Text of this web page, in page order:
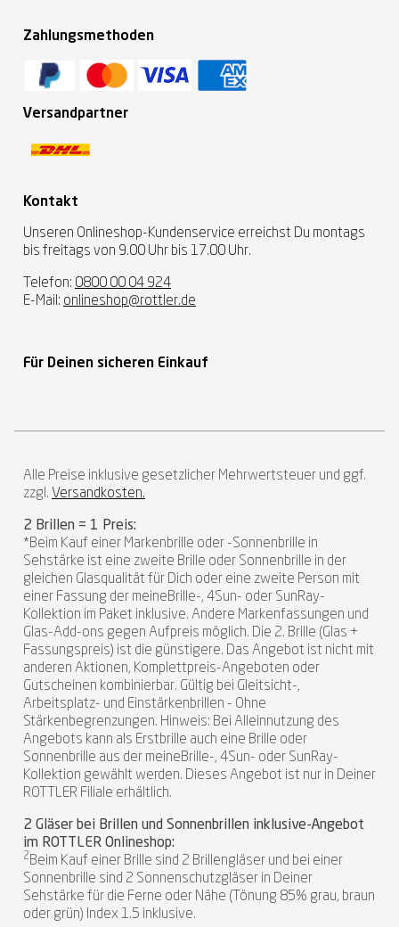
Zahlungsmethoden
Versandpartner
Kontakt
Unseren Onlineshop-Kundenservice erreichst Du montags
bis freitags von 9.00 Uhr bis 17.00 Uhr.
Telefon: 0800 00 04 924
E-Mail: onlineshop@rottler.de
Für Deinen sicheren Einkauf
Alle Preise inklusive gesetzlicher Mehrwertsteuer und ggf.
zzgl. Versandkosten.
2 Brillen = 1 Preis:
*Beim Kauf einer Markenbrille oder -Sonnenbrille in
Sehstärke ist eine zweite Brille oder Sonnenbrille in der
gleichen Glasqualität für Dich oder eine zweite Person mit
einer Fassung der meineBrille-, 4Sun- oder SunRay-
Kollektion im Paket inklusive. Andere Markenfassungen und
Glas-Add-ons gegen Aufpreis möglich. Die 2. Brille (Glas +
Fassungspreis) ist die günstigere. Das Angebot ist nicht mit
anderen Aktionen, Komplettpreis-Angeboten oder
Gutscheinen kombinierbar. Gültig bei Gleitsicht-,
Arbeitsplatz- und Einstärkenbrillen - Ohne
Stärkenbegrenzungen. Hinweis: Bei Alleinnutzung des
Angebots kann als Erstbrille auch eine Brille oder
Sonnenbrille aus der meineBrille-, 4Sun- oder SunRay-
Kollektion gewählt werden. Dieses Angebot ist nur in Deiner
ROTTLER Filiale erhältlich.
2 Gläser bei Brillen und Sonnenbrillen inklusive-Angebot
im ROTTLER Onlineshop:
2 Beim Kauf einer Brille sind 2 Brillengläser und bei einer
Sonnenbrille sind 2 Sonnenschutzgläser in Deiner
Sehstärke für die Ferne oder Nähe (Tönung 85% grau, braun
oder grün) Index 1.5 inklusive.